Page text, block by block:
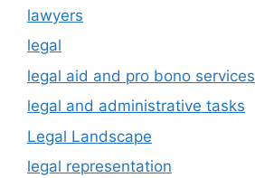
lawyers
legal
legal aid and pro bono services
legal and administrative tasks
Legal Landscape
legal representation